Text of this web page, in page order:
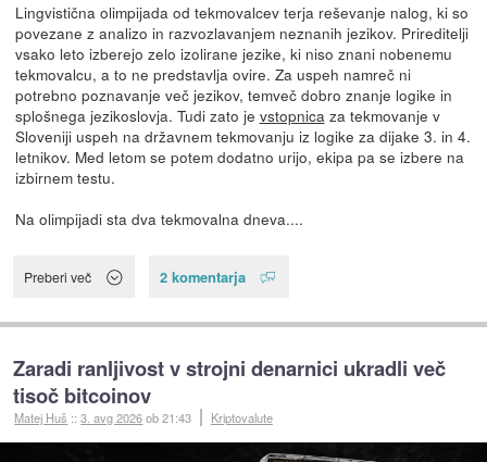
Lingvistična olimpijada od tekmovalcev terja reševanje nalog, ki so
povezane z analizo in razvozlavanjem neznanih jezikov. Prireditelji
vsako leto izberejo zelo izolirane jezike, ki niso znani nobenemu
tekmovalcu, a to ne predstavlja ovire. Za uspeh namreč ni
potrebno poznavanje več jezikov, temveč dobro znanje logike in
splošnega jezikoslovja. Tudi zato je vstopnicaza tekmovanje v
Sloveniji uspeh na državnem tekmovanju iz logike za dijake 3. in 4.
letnikov. Med letom se potem dodatno urijo, ekipa pa se izbere na
izbirnem testu.
Na olimpijadi sta dva tekmovalna dneva....
Preberi več 2 komentarja
Zaradi ranljivost v strojni denarnici ukradli več
tisoč bitcoinov
Matej Huš ::3. avg 2026ob 21:43 Kriptovalute